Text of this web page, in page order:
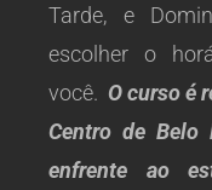
Tarde, e
escolher o
você. O curso é
Centro de Belo
enfrente ao